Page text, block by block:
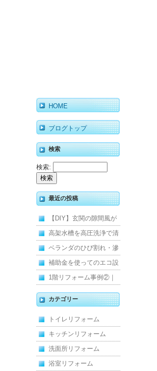
HOME
ブログトップ
検索
検索:
最近の投稿
【DIY】玄関の隙間風が
寒くて断熱ドアに交換し
ました
高架水槽を高圧洗浄で清
掃！衛生的な給水環境を
維持｜施工事例
ベランダのひび割れ・滲
みを解消！賃貸マンショ
ン防水工事
補助金を使ってのエコ設
備住宅リフォーム
1階リフォーム事例②｜
キッチン・床・収納を一
新し、扉新設で動線を整
えた全面改修
カテゴリー
トイレリフォーム
キッチンリフォーム
洗面所リフォーム
浴室リフォーム